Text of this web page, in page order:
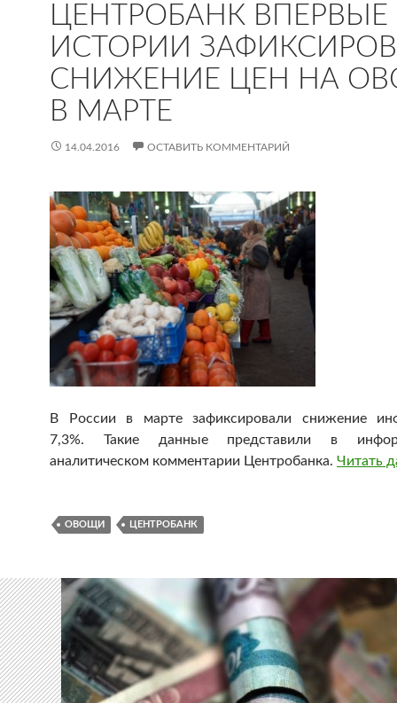
ЦЕНТРОБАНК ВПЕРВЫЕ
ИСТОРИИ
СНИЖЕНИЕ ЦЕН НА
В МАРТЕ
14.04.2016 ОСТАВИТЬ КОММЕНТАРИЙ
В России в марте зафиксировали снижение
7,3%. Такие данные представили в
аналитическом комментарии Центробанка. Читать
ОВОЩИ ЦЕНТРОБАНК